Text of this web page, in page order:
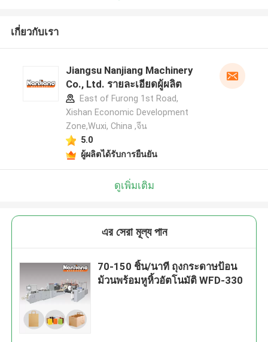
เกี่ยวกับเรา
Jiangsu Nanjiang Machinery
Co., Ltd. รายละเอียดผู้ผลิต
East of Furong 1st Road,
Xishan Economic Development
Zone,Wuxi, China ,จีน
5.0
ผู้ผลิตได้รับการยืนยัน
ดูเพิ่มเติม
এর সেরা মূল্য পান
70-150 ชิ้น/นาที ถุงกระดาษป้อน
ม้วนพร้อมหูหิ้วอัตโนมัติ WFD-330